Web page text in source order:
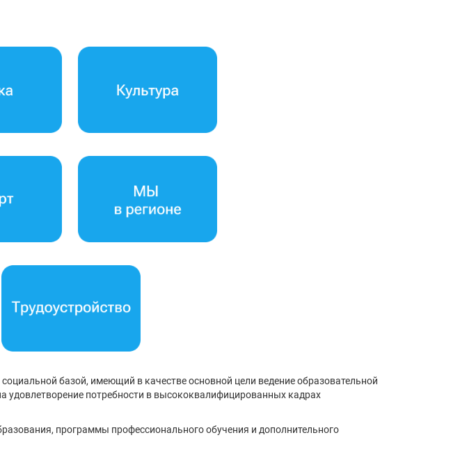
базой, имеющий в качестве основной цели ведение образовательной
потребности в высококвалифицированных кадрах
программы профессионального обучения и дополнительного